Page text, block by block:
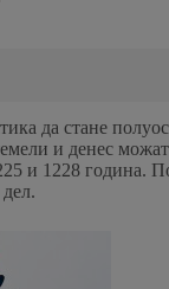
да стане
и денес
и 1228 година.